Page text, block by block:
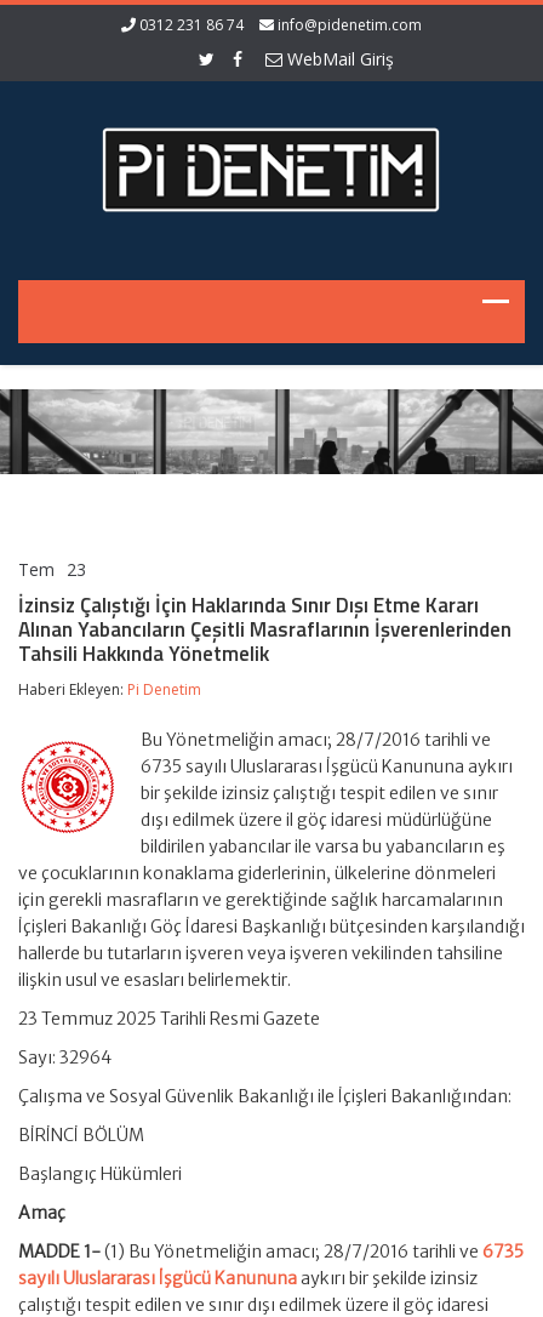
0312 231 86 74 info@pidenetim.com
WebMail Giriş
Tem 23
Çalıştığı
İçin
Haklarında
Sınır
Etme
Alınan
Yabancıların
Çeşitli
Masraflarının
İşverenlerinden
Tahsili
Hakkında
Yönetmelik
için
İzinsiz Çalıştığı İçin Haklarında Sınır Dışı Etme Kararı
Alınan Yabancıların Çeşitli Masraflarının İşverenlerinden
Tahsili Hakkında Yönetmelik
Haberi Ekleyen: Pi Denetim
Bu Yönetmeliğin amacı; 28/7/2016 tarihli ve
6735 sayılı Uluslararası İşgücü Kanununa aykırı
bir şekilde izinsiz çalıştığı tespit edilen ve sınır
dışı edilmek üzere il göç idaresi müdürlüğüne
bildirilen yabancılar ile varsa bu yabancıların eş
ve çocuklarının konaklama giderlerinin, ülkelerine dönmeleri
için gerekli masrafların ve gerektiğinde sağlık harcamalarının
İçişleri Bakanlığı Göç İdaresi Başkanlığı bütçesinden karşılandığı
hallerde bu tutarların işveren veya işveren vekilinden tahsiline
ilişkin usul ve esasları belirlemektir.
23 Temmuz 2025 Tarihli Resmi Gazete
Sayı: 32964
Çalışma ve Sosyal Güvenlik Bakanlığı ile İçişleri Bakanlığından:
BİRİNCİ BÖLÜM
Başlangıç Hükümleri
Amaç
MADDE 1-(1) Bu Yönetmeliğin amacı; 28/7/2016 tarihli ve 6735
sayılı Uluslararası İşgücü Kanununaaykırı bir şekilde izinsiz
çalıştığı tespit edilen ve sınır dışı edilmek üzere il göç idaresi